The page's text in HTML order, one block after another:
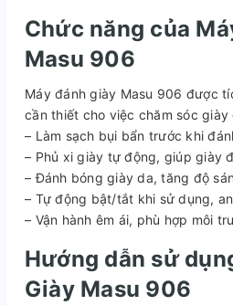
Chức năng của
Masu 906
Máy đánh giày Masu 906 được
cần thiết cho việc chăm sóc giày
– Làm sạch bụi bẩn trước khi
– Phủ xi giày tự động, giúp giày
– Đánh bóng giày da, tăng độ
– Tự động bật/tắt khi sử dụng,
– Vận hành êm ái, phù hợp môi
Hướng dẫn sử
Giày Masu 906